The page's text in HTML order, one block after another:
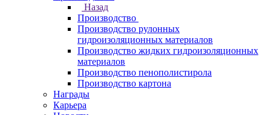
Назад
Производство
Производство рулонных
гидроизоляционных материалов
Производство жидких гидроизоляционных
материалов
Производство пенополистирола
Производство картона
Награды
Карьера